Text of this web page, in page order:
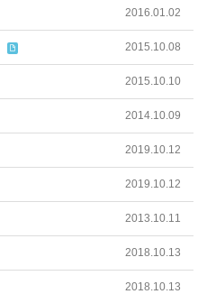
2016.01.02
2015.10.08
2015.10.10
2014.10.09
2019.10.12
2019.10.12
2013.10.11
2018.10.13
2018.10.13